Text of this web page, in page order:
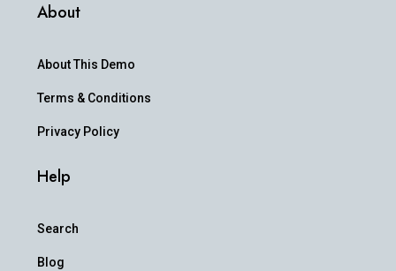
About
About This Demo
Terms & Conditions
Privacy Policy
Help
Search
Blog